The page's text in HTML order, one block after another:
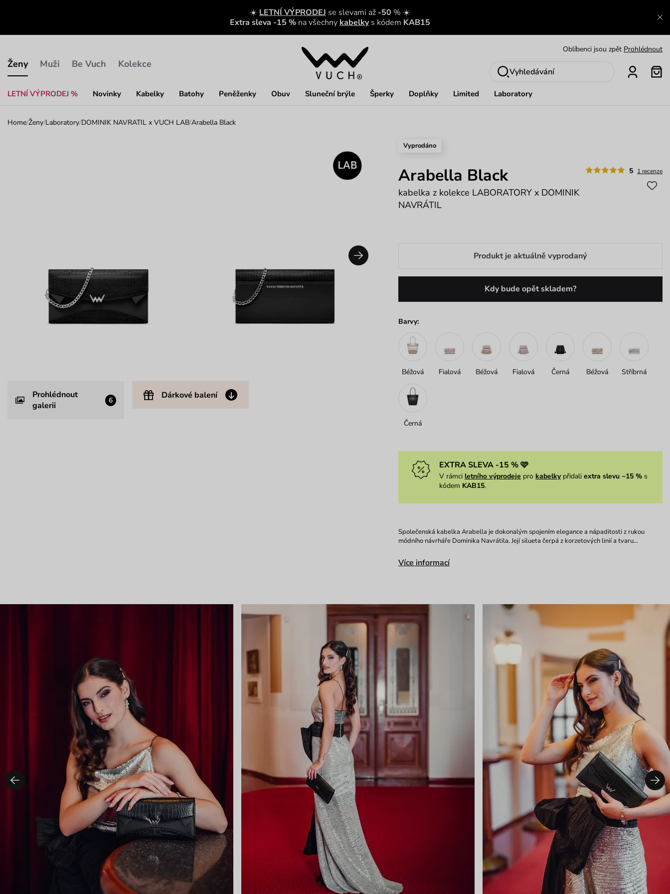
☀️ LETNÍ VÝPRODEJ se slevami až -50 % ☀️
Extra sleva -15 % na všechny kabelkys kódem KAB15
Ženy
LETNÍ VÝPRODEJ % Novinky Kabelky Batohy Peněženky Obuv Sluneční brýle Šperky Doplňky Limited Laboratory
Muži Be Vuch Kolekce
Nech se inspirovat Ukázat
Vyhledávání
Home/Ženy/Laboratory/DOMINIK NAVRATIL x VUCH LAB/Arabella Black
Prohlédnout
galerii
6 Dárkové balení
Vyprodáno
5 1 recenze
Arabella Black
kabelka z kolekce LABORATORY x DOMINIK
NAVRÁTIL
Produkt je aktuálně vyprodaný
Kdy bude opět skladem?
Barvy:
Béžová Fialová Béžová Fialová Černá Béžová Stříbrná
Černá
EXTRA SLEVA -15 % 🩷
V rámci letního výprodeje pro kabelkypřidali extra slevu −15 %s
kódem KAB15.
Společenská kabelka Arabella je dokonalým spojením elegance a nápaditosti z rukou
módního návrháře Dominika Navrátila. Její silueta čerpá z korzetových linií a tvaru…
Více informací